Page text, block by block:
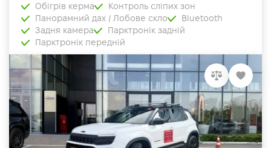
Обігрів керма
Контроль сліпих зон
Панорамний дах / Лобове скло
Bluetooth
Задня камера
Парктронік задній
Парктронік передній